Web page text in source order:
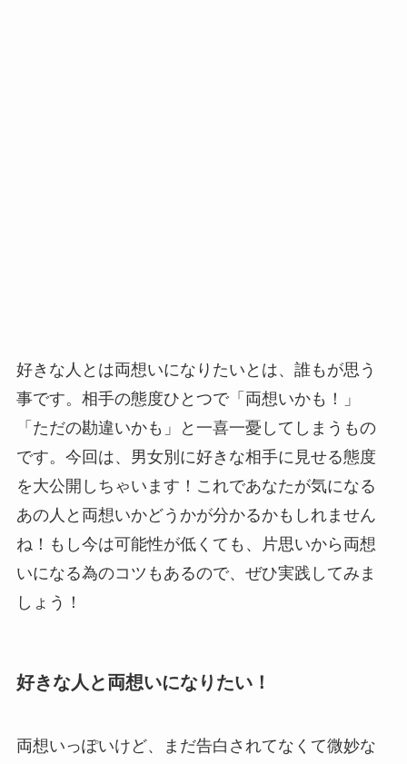
好きな人とは両想いになりたいとは、誰もが思う
事です。相手の態度ひとつで「両想いかも！」
「ただの勘違いかも」と一喜一憂してしまうもの
です。今回は、男女別に好きな相手に見せる態度
を大公開しちゃいます！これであなたが気になる
あの人と両想いかどうかが分かるかもしれません
ね！もし今は可能性が低くても、片思いから両想
いになる為のコツもあるので、ぜひ実践してみま
しょう！
好きな人と両想いになりたい！
両想いっぽいけど、まだ告白されてなくて微妙な